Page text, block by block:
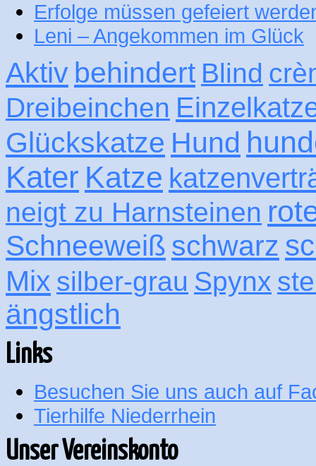
Erfolge müssen gefeiert
Leni – Angekommen im Glück
Aktiv behindert Blind
Dreibeinchen
Glückskatze Hund
Kater Katze
neigt zu Harnsteinen
Schneeweiß schwarz
Mix silber-grau Spynx
ängstlich
Links
Besuchen Sie uns auch auf
Tierhilfe Niederrhein
Unser Vereinskonto